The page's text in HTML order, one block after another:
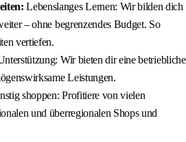
Lebenslanges Lernen: Wir bilden dich
– ohne begrenzendes Budget. So
vertiefen.
Wir bieten dir eine betriebliche
Leistungen.
shoppen: Profitiere von vielen
und überregionalen Shops und